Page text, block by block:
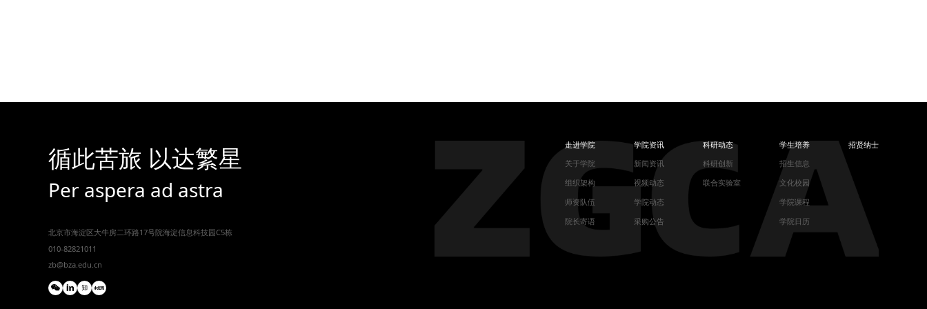
循此苦旅 以达繁星
Per aspera ad astra
北京市海淀区大牛房二环路17号院海淀信息科技园C5栋
010-82821011
zb@bza.edu.cn
走进学院
关于学院
组织架构
师资队伍
院长寄语
学院资讯
新闻资讯
视频动态
学院动态
采购公告
科研动态
科研创新
联合实验室
学生培养
招生信息
文化校园
学院课程
学院日历
招贤纳士